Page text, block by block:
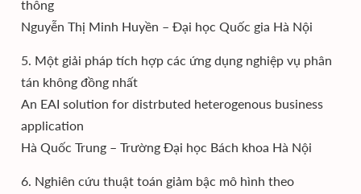
thông
Nguyễn Thị Minh Huyền – Đại học Quốc gia Hà Nội
5. Một giải pháp tích hợp các ứng dụng nghiệp vụ phân
tán không đồng nhất
An EAI solution for distrbuted heterogenous business
application
Hà Quốc Trung – Trường Đại học Bách khoa Hà Nội
6. Nghiên cứu thuật toán giảm bậc mô hình theo